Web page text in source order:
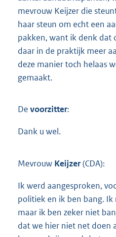
mevrouw Keijzer die
haar steun om echt een
pakken, want ik denk dat
daar in de praktijk meer
deze manier toch helaas
gemaakt.
De voorzitter:
Dank u wel.
Mevrouw Keijzer(CDA):
Ik werd aangesproken,
politiek en ik ben bang.
maar ik ben zeker niet
dat we hier niet net doen